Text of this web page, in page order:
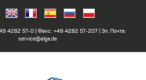
4282 57-0| Факс: +49 4282 57-207| Эл. Почта:
service@alga.de